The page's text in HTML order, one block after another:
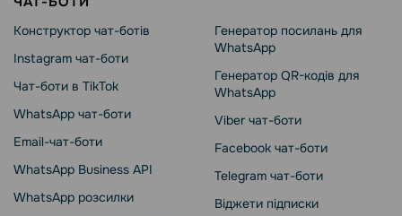
Конструктор чат-ботів
Instagram чат-боти
Чат-боти в TikTok
WhatsApp чат-боти
Email-чат-боти
WhatsApp Business API
WhatsApp розсилки
Генератор посилань для
WhatsApp
Генератор QR-кодів для
WhatsApp
Viber чат-боти
Facebook чат-боти
Telegram чат-боти
Віджети підписки